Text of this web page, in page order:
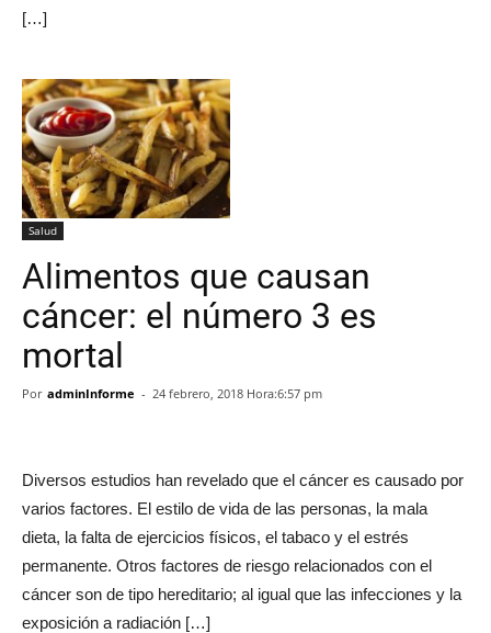
[…]
Salud
Alimentos que causan
cáncer: el número 3 es
mortal
Por adminInforme - 24 febrero, 2018 Hora:6:57 pm
Diversos estudios han revelado que el cáncer es causado por
varios factores. El estilo de vida de las personas, la mala
dieta, la falta de ejercicios físicos, el tabaco y el estrés
permanente. Otros factores de riesgo relacionados con el
cáncer son de tipo hereditario; al igual que las infecciones y la
exposición a radiación […]